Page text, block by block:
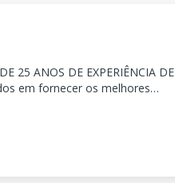
25 ANOS DE EXPERIÊNCIA DE